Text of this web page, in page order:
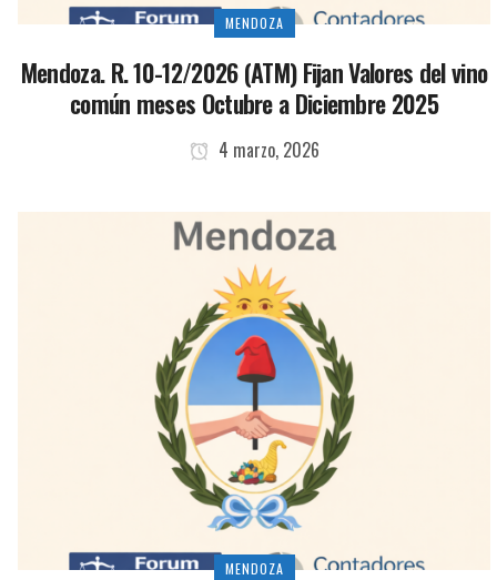
MENDOZA
Mendoza. R. 10-12/2026 (ATM) Fijan Valores del vino
común meses Octubre a Diciembre 2025
4 marzo, 2026
MENDOZA